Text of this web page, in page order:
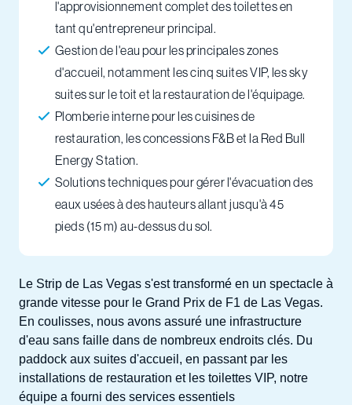
Le Strip de Las Vegas s'est transformé en un spectacle à
grande vitesse pour le Grand Prix de F1 de Las Vegas.
En coulisses, nous avons assuré une infrastructure
d'eau sans faille dans de nombreux endroits clés. Du
paddock aux suites d'accueil, en passant par les
installations de restauration et les toilettes VIP, notre
équipe a fourni des services essentiels
l'approvisionnement complet des toilettes en
tant qu'entrepreneur principal.
Gestion de l'eau pour les principales zones
d'accueil, notamment les cinq suites VIP, les sky
suites sur le toit et la restauration de l'équipage.
Plomberie interne pour les cuisines de
restauration, les concessions F&B et la Red Bull
Energy Station.
Solutions techniques pour gérer l'évacuation des
eaux usées à des hauteurs allant jusqu'à 45
pieds (15 m) au-dessus du sol.